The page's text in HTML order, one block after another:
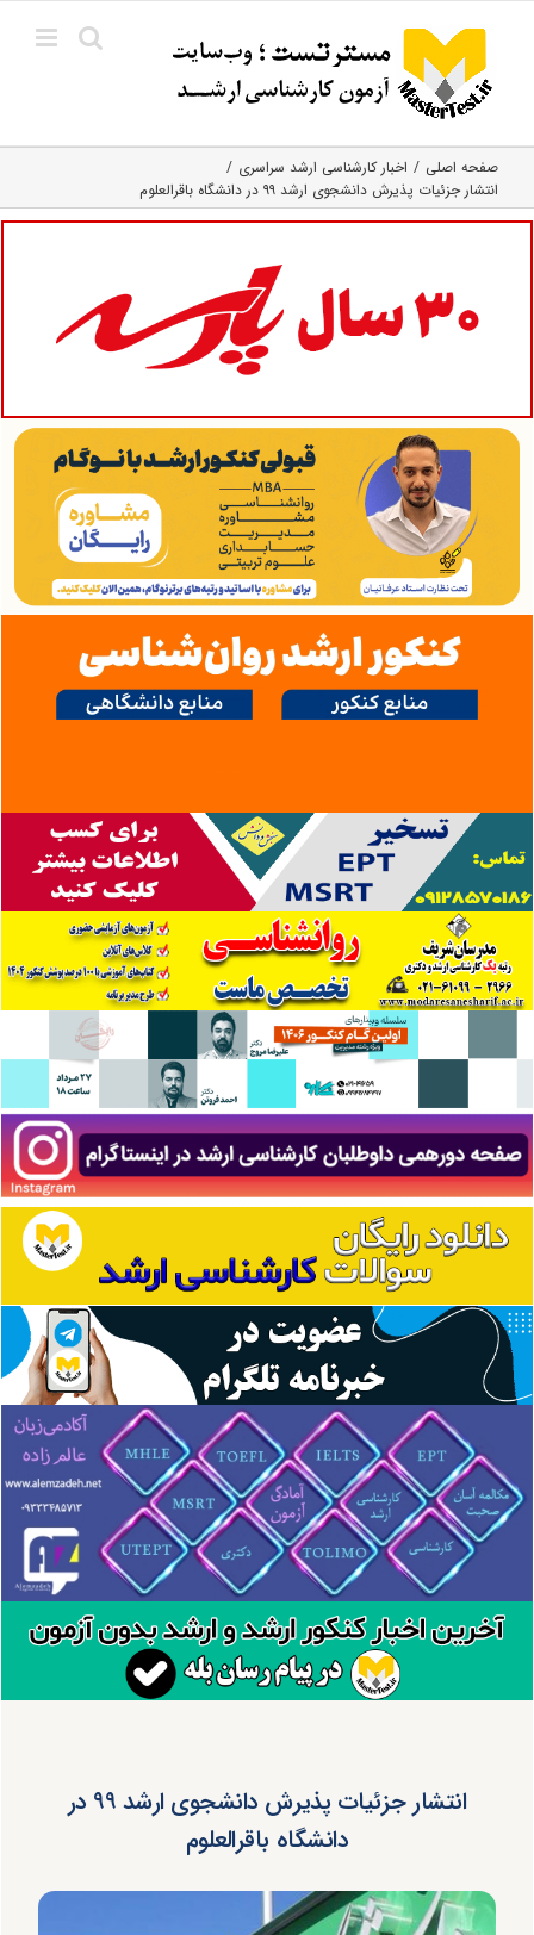
content
صفحه اصلی
اخبار کارشناسی ارشد سراسری
انتشار جزئیات پذیرش دانشجوی ارشد ۹۹ در دانشگاه باقرالعلوم
انتشار جزئیات پذیرش دانشجوی ارشد ۹۹ در
دانشگاه باقرالعلوم